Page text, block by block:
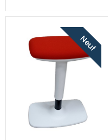
Neuf